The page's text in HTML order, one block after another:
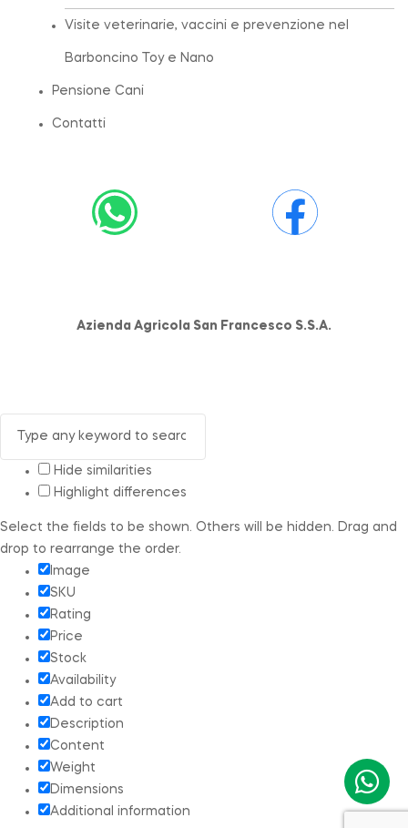
Visite veterinarie, vaccini e prevenzione nel
Barboncino Toy e Nano
Pensione Cani
Contatti
Azienda Agricola San Francesco S.S.A.
Hide similarities
Highlight differences
Select the fields to be shown. Others will be hidden. Drag and
drop to rearrange the order.
Image
SKU
Rating
Price
Stock
Availability
Add to cart
Description
Content
Weight
Dimensions
Additional information